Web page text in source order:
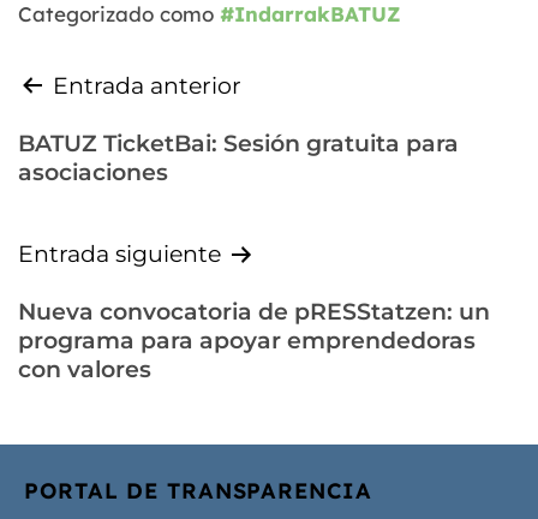
Categorizado como #IndarrakBATUZ
Entrada anterior
BATUZ TicketBai: Sesión gratuita para
asociaciones
Entrada siguiente
Nueva convocatoria de pRESStatzen: un
programa para apoyar emprendedoras
con valores
PORTAL DE TRANSPARENCIA